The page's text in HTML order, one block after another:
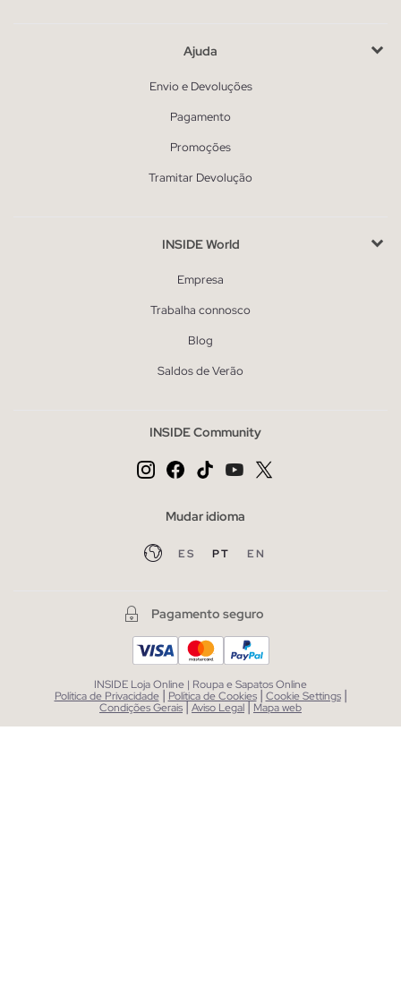
Ajuda
Envio e Devoluções
Pagamento
Promoções
Tramitar Devolução
INSIDE World
Empresa
Trabalha connosco
Blog
Saldos de Verão
INSIDE Community
Mudar idioma
ES PT EN
Pagamento seguro
INSIDE Loja Online | Roupa e Sapatos Online
Política de Privacidade | Política de Cookies | Cookie Settings |
Condições Gerais|Aviso Legal| Mapa web